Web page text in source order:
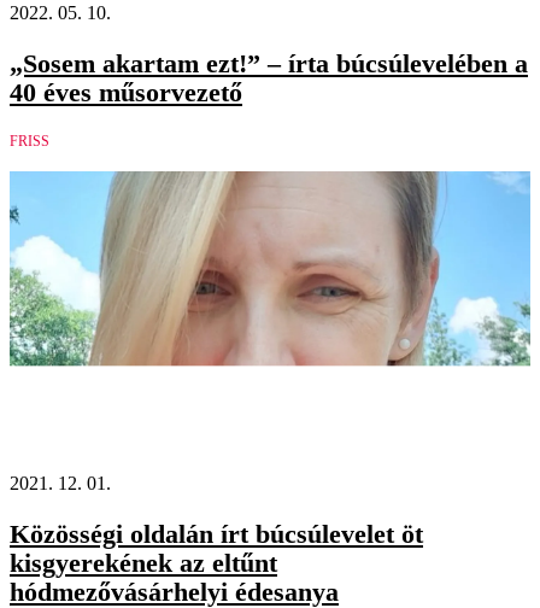
2022. 05. 10.
„Sosem akartam ezt!” – írta búcsúlevelében a
40 éves műsorvezető
FRISS
2021. 12. 01.
Közösségi oldalán írt búcsúlevelet öt
kisgyerekének az eltűnt
hódmezővásárhelyi édesanya